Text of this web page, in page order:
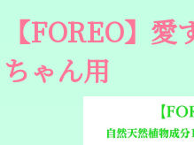
【FOREO】
ちゃん用